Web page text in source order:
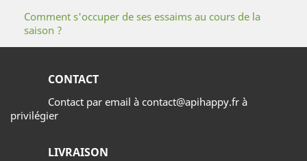
Comment s'occuper de ses essaims au cours de la
saison ?
CONTACT
Contact par email à contact@apihappy.fr à
privilégier
LIVRAISON